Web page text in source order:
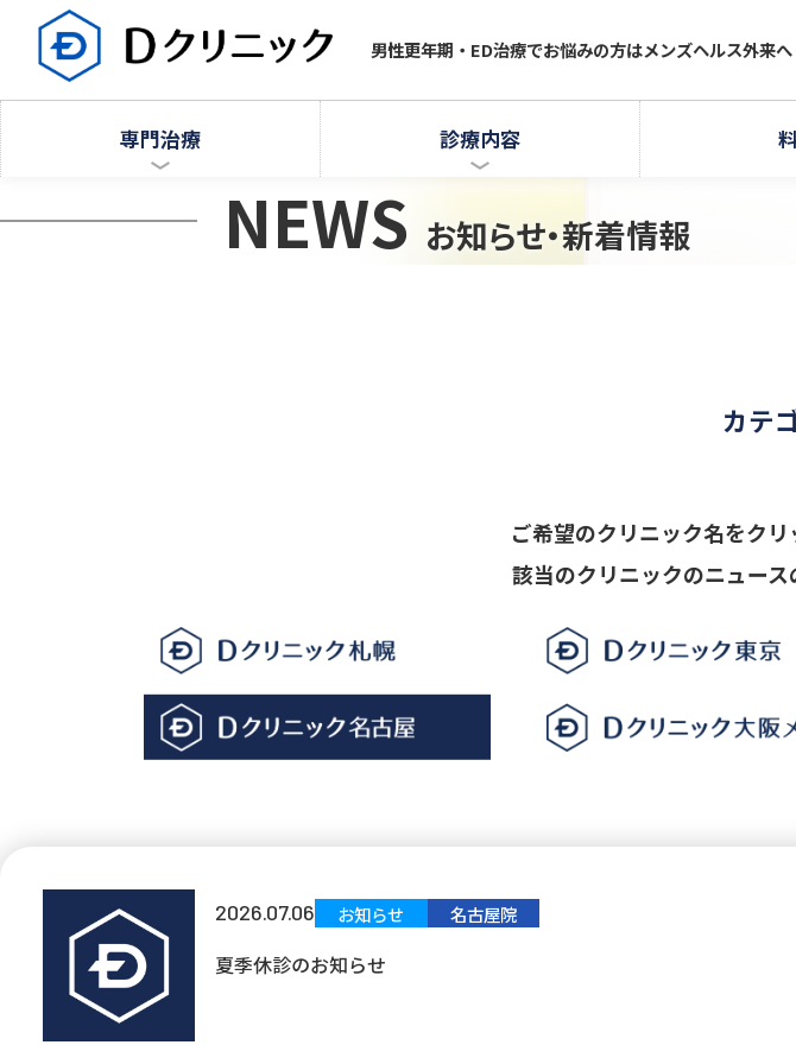
男性更年期・ED治療でお悩みの方はメンズヘルス外来へ
専門治療 診療内容
NEWS お知らせ・新着情報
カテ
ご希望のクリニック名をクリ
該当のクリニックのニュース
2026.07.06 お知らせ 名古屋院
夏季休診のお知らせ